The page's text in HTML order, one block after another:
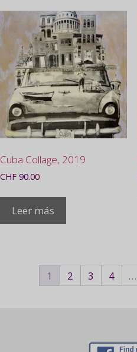
Cuba Collage, 2019
CHF 90.00
Leer más
1 2 3 4 …